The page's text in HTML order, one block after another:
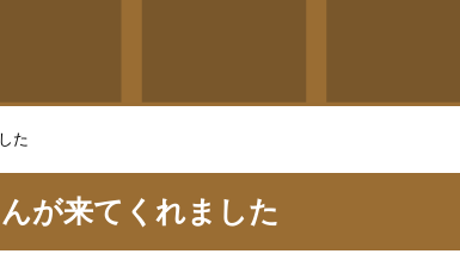
た
が来てくれました